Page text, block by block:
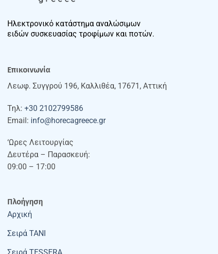
Ηλεκτρονικό κατάστημα αναλώσιμων
ειδών συσκευασίας τροφίμων και ποτών.
Επικοινωνία
Λεωφ. Συγγρού 196, Καλλιθέα, 17671, Αττική
Τηλ: +30 2102799586
Email: info@horecagreece.gr
‘Ωρες Λειτουργίας
Δευτέρα – Παρασκευή:
09:00 – 17:00
Πλοήγηση
Αρχική
Σειρά TANI